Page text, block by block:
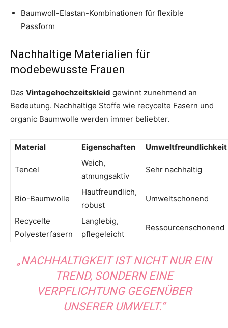
Baumwoll-Elastan-Kombinationen für flexible
Passform
Nachhaltige Materialien für
modebewusste Frauen
Das Vintagehochzeitskleid gewinnt zunehmend an
Bedeutung. Nachhaltige Stoffe wie recycelte Fasern und
organic Baumwolle werden immer beliebter.
Material Eigenschaften Umweltfreundlichkeit
Tencel
Weich,
atmungsaktiv
Sehr nachhaltig
Bio-Baumwolle
Hautfreundlich,
robust
Umweltschonend
Recycelte
Polyesterfasern
Langlebig,
pflegeleicht
Ressourcenschonend
„NACHHALTIGKEIT IST NICHT NUR EIN
TREND, SONDERN EINE
VERPFLICHTUNG GEGENÜBER
UNSERER UMWELT.“